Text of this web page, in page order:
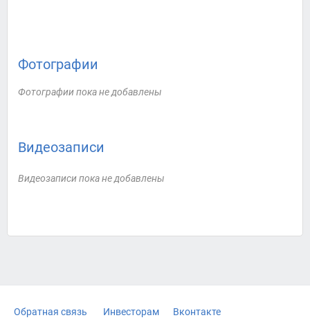
Фотографии
Фотографии пока не добавлены
Видеозаписи
Видеозаписи пока не добавлены
Обратная связь Инвесторам Вконтакте